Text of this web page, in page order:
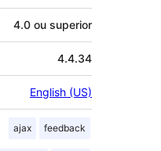
4.0 ou superior
4.4.34
English (US)
ajax feedback